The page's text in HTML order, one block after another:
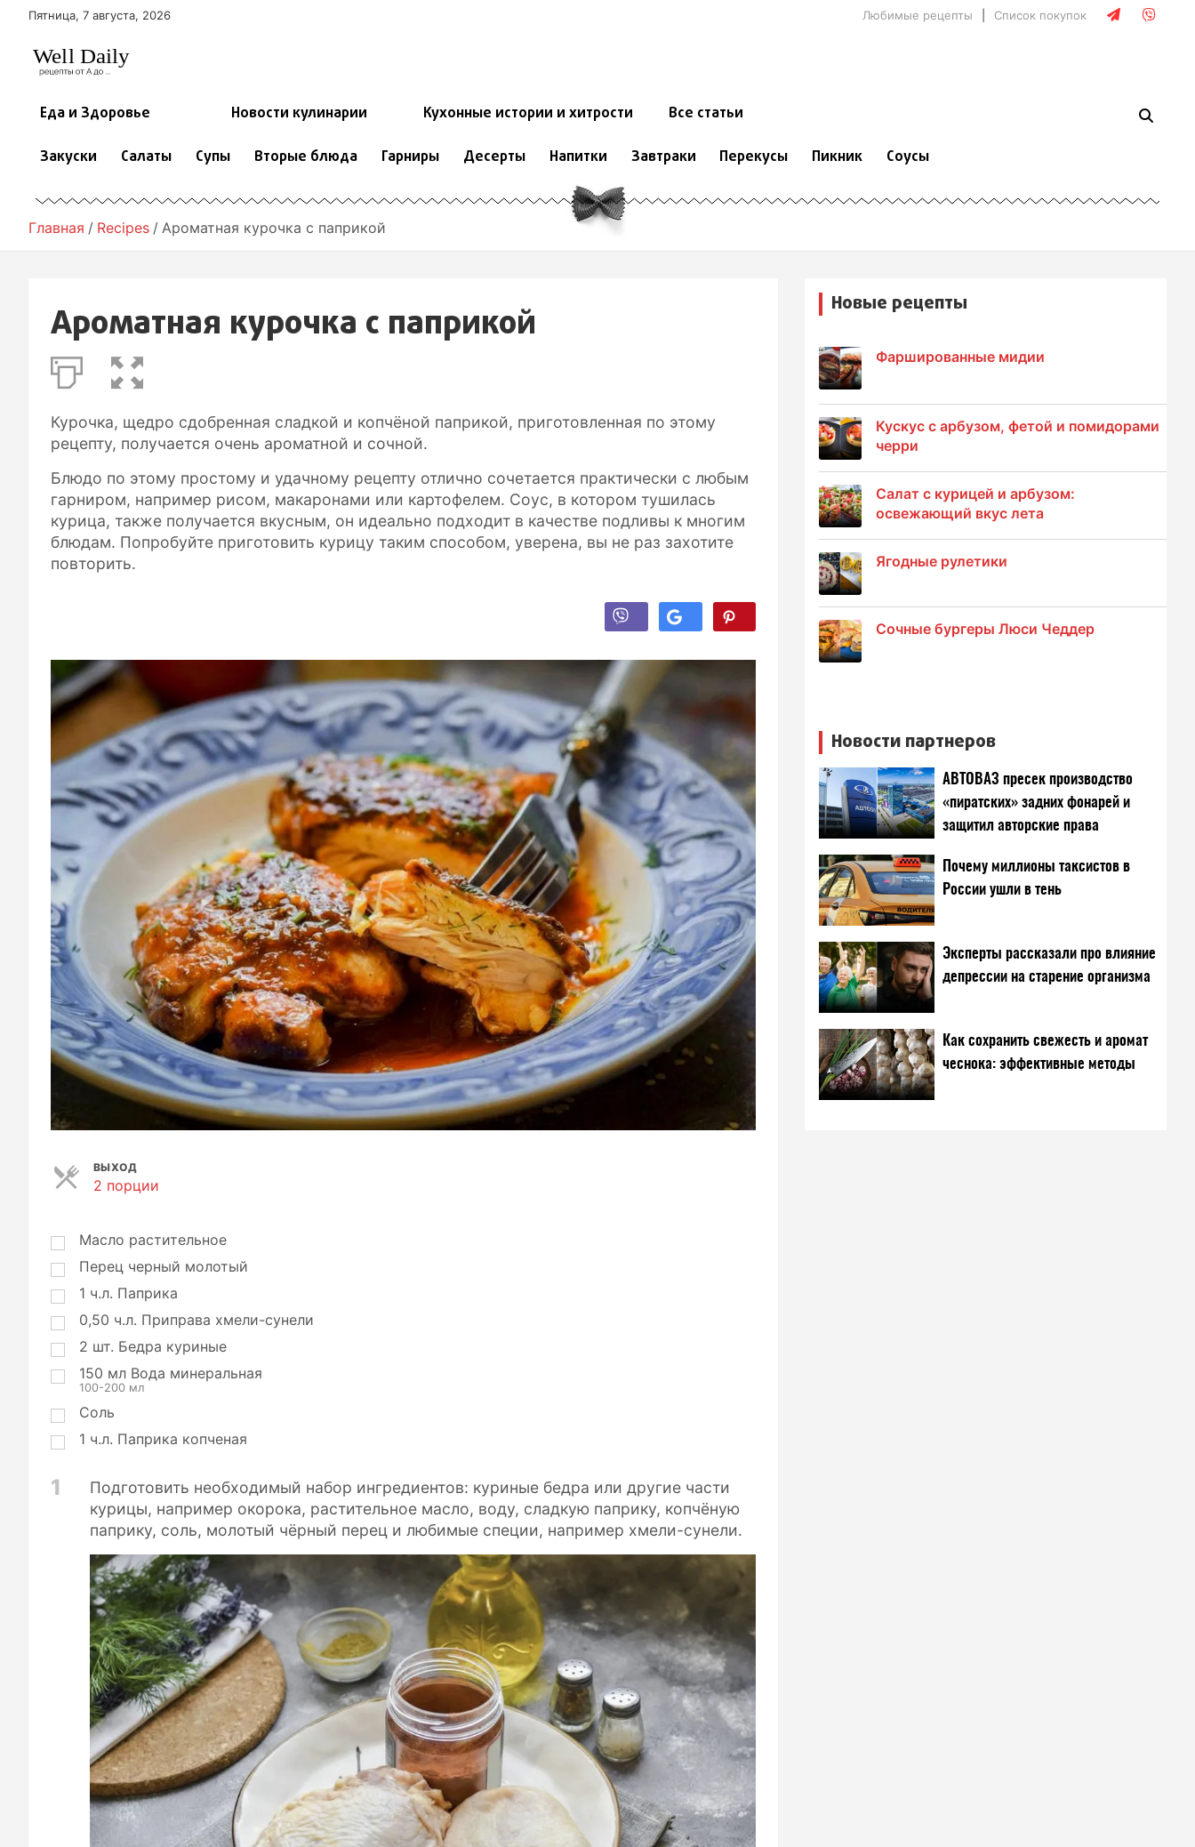
Пятница, 7 августа, 2026 Любимые рецепты Список покупок
Еда и Здоровье Новости кулинарии Кухонные истории и хитрости Все статьи
Закуски Салаты Супы Вторые блюда Гарниры Десерты Напитки Завтраки Перекусы Пикник Соусы
Главная Recipes Ароматная курочка с паприкой
Ароматная курочка с паприкой
Курочка, щедро сдобренная сладкой и копчёной паприкой, приготовленная по этому
рецепту, получается очень ароматной и сочной.
Блюдо по этому простому и удачному рецепту отлично сочетается практически с любым
гарниром, например рисом, макаронами или картофелем. Соус, в котором тушилась
курица, также получается вкусным, он идеально подходит в качестве подливы к многим
блюдам. Попробуйте приготовить курицу таким способом, уверена, вы не раз захотите
повторить.
ВЫХОД
2 порции
ц
и
Масло растительное
Перец черный молотый
1 ч.л. Паприка
0,50 ч.л. Приправа хмели-сунели
2 шт. Бедра куриные
150 мл Вода минеральная
100-200 мл
Соль
1 ч.л. Паприка копченая
1
Подготовить необходимый набор ингредиентов: куриные бедра или другие части
курицы, например окорока, растительное масло, воду, сладкую паприку, копчёную
паприку, соль, молотый чёрный перец и любимые специи, например хмели-сунели.
Новые рецепты
Фаршированные мидии
Кускус с арбузом, фетой и помидорами
черри
Салат с курицей и арбузом:
освежающий вкус лета
Ягодные рулетики
Сочные бургеры Люси Чеддер
Новости партнеров
АВТОВАЗ пресек производство
«пиратских» задних фонарей и
защитил авторские права
Почему миллионы таксистов в
России ушли в тень
Эксперты рассказали про влияние
депрессии на старение организма
Как сохранить свежесть и аромат
чеснока: эффективные методы